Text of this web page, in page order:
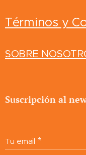
Términos y
SOBRE
Suscripción al
Tu email